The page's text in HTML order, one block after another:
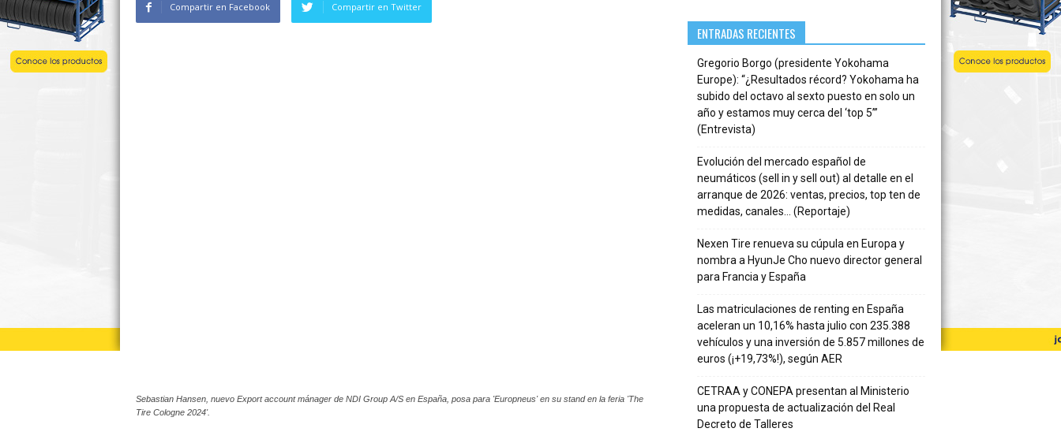
Compartir en Facebook Compartir en Twitter
Sebastian Hansen, nuevo Export account mánager de NDI Group A/S en España, posa para 'Europneus' en su stand en la feria 'The
Tire Cologne 2024'.
ENTRADAS RECIENTES
Gregorio Borgo (presidente Yokohama
Europe): “¿Resultados récord? Yokohama ha
subido del octavo al sexto puesto en solo un
año y estamos muy cerca del ‘top 5’”
(Entrevista)
Evolución del mercado español de
neumáticos (sell in y sell out) al detalle en el
arranque de 2026: ventas, precios, top ten de
medidas, canales… (Reportaje)
Nexen Tire renueva su cúpula en Europa y
nombra a HyunJe Cho nuevo director general
para Francia y España
Las matriculaciones de renting en España
aceleran un 10,16% hasta julio con 235.388
vehículos y una inversión de 5.857 millones de
euros (¡+19,73%!), según AER
CETRAA y CONEPA presentan al Ministerio
una propuesta de actualización del Real
Decreto de Talleres